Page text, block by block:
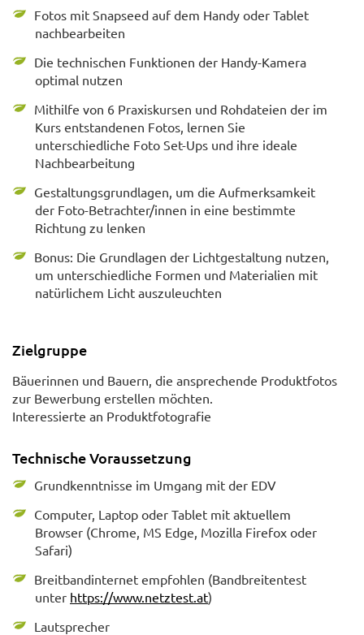
Fotos mit Snapseed auf dem Handy oder Tablet
nachbearbeiten
Die technischen Funktionen der Handy-Kamera
optimal nutzen
Mithilfe von 6 Praxiskursen und Rohdateien der im
Kurs entstandenen Fotos, lernen Sie
unterschiedliche Foto Set-Ups und ihre ideale
Nachbearbeitung
Gestaltungsgrundlagen, um die Aufmerksamkeit
der Foto-Betrachter/innen in eine bestimmte
Richtung zu lenken
Bonus: Die Grundlagen der Lichtgestaltung nutzen,
um unterschiedliche Formen und Materialien mit
natürlichem Licht auszuleuchten
Zielgruppe
Bäuerinnen und Bauern, die ansprechende Produktfotos
zur Bewerbung erstellen möchten.
Interessierte an Produktfotografie
Technische Voraussetzung
Grundkenntnisse im Umgang mit der EDV
Computer, Laptop oder Tablet mit aktuellem
Browser (Chrome, MS Edge, Mozilla Firefox oder
Safari)
Breitbandinternet empfohlen (Bandbreitentest
unter https://www.netztest.at)
Lautsprecher